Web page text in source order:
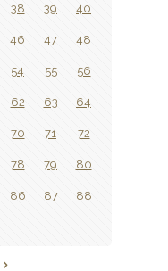
38 39 40
46 47 48
54 55 56
62 63 64
70 71 72
78 79 80
86 87 88